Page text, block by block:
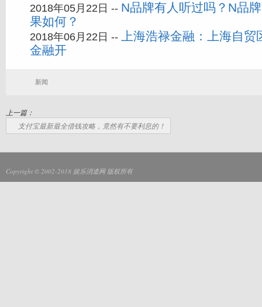
2018年05月22日 -- N品牌有人听过吗？N品
果如何？
2018年06月22日 --
上海浩禄金融：上海自
金融开
新闻
上一篇：
支付宝最新最全借钱攻略，竟然有不要利息的！
Copyright © 2002-2018 娱乐消遣网版权所有